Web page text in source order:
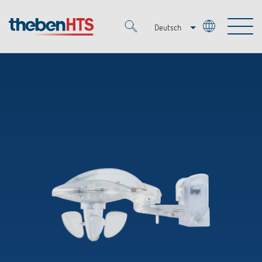
Deutsch
Italiano
Smart Home
DALI
Präsenzmelder & Bewegungsmelder
OEM-Lösungen
Ansprechpartner OEM
Referenzen
Zeit- und Lichtsteuerung
DALI-2 Lichtsteuerung
Unternehmen